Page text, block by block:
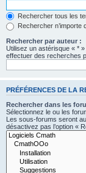
Rechercher tous les
Rechercher n’importe
Rechercher par auteur :
Utilisez un astérisque « *
effectuer des recherches
PRÉFÉRENCES DE LA
Rechercher dans les
Sélectionnez le ou les
Les sous-forums seront
désactivez pas l’option «